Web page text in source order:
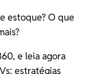
estoque? O que
e leia agora
estratégias